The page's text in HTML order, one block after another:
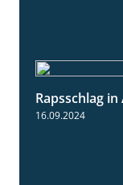
Rapsschlag
16.09.2024